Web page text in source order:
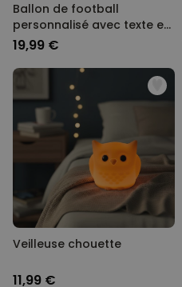
Ballon de football
personnalisé avec texte et
numéro
19,99 €
Veilleuse chouette
11,99 €